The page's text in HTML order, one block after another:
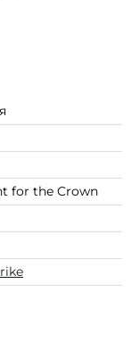
for the Crown